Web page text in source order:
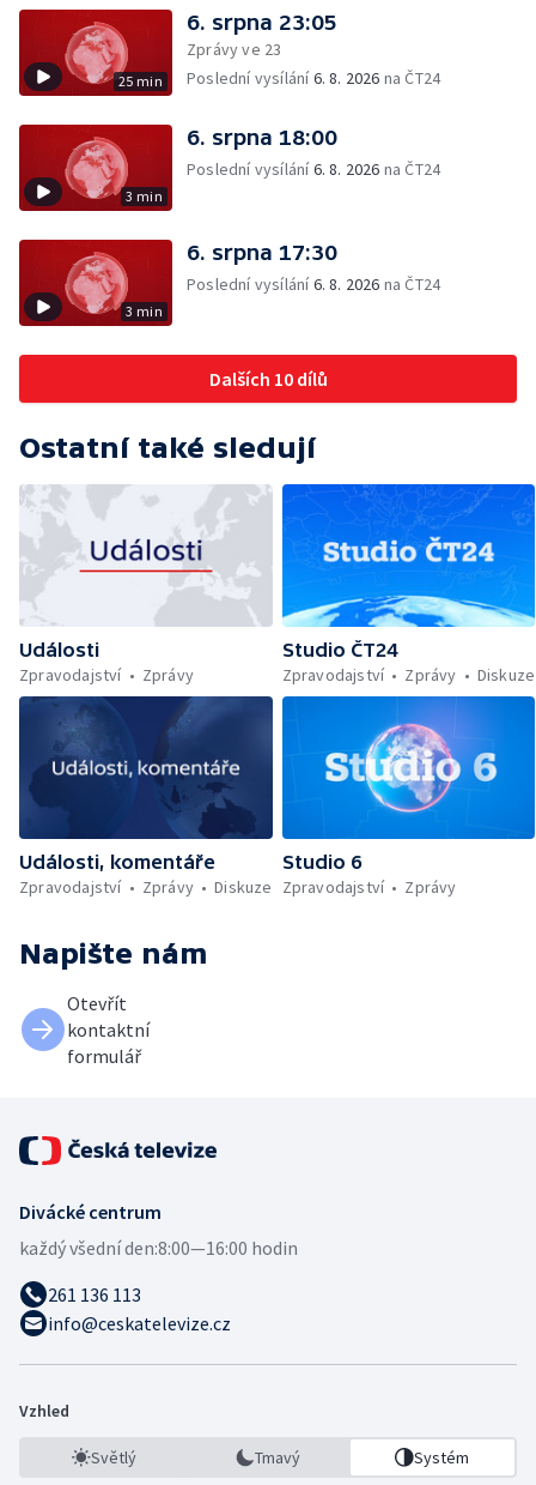
25 min
6. srpna 23:05
Zprávy ve 23
Poslední vysílání6. 8. 2026 na ČT24
3 min
6. srpna 18:00
Poslední vysílání6. 8. 2026 na ČT24
3 min
6. srpna 17:30
Poslední vysílání6. 8. 2026 na ČT24
Dalších 10 dílů
Ostatní také sledují
Události
Zpravodajství
Zprávy
Studio ČT24
Zpravodajství
Zprávy Diskuze
Události, komentáře
Zpravodajství
Zprávy Diskuze
Studio 6
Zpravodajství
Zprávy
Napište nám
Otevřít
kontaktní
formulář
Divácké centrum
každý všední den:8:00—16:00 hodin
261 136 113
info@ceskatelevize.cz
Vzhled
Světlý Tmavý Systém